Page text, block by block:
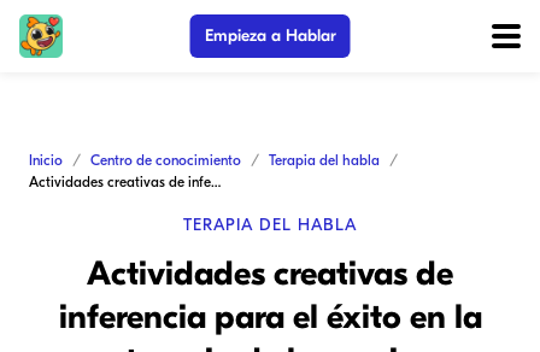
Empieza a Hablar
Inicio Centro de conocimiento
Terapia del habla
Actividades creativas de inferencia para el éxito en la terapia de lenguaje
TERAPIA DEL HABLA
Actividades creativas de
inferencia para el éxito en la